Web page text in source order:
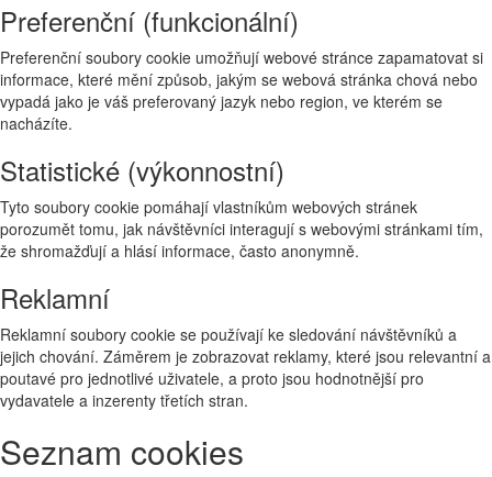
Preferenční (funkcionální)
Preferenční soubory cookie umožňují webové stránce zapamatovat si
informace, které mění způsob, jakým se webová stránka chová nebo
vypadá jako je váš preferovaný jazyk nebo region, ve kterém se
nacházíte.
Statistické (výkonnostní)
Tyto soubory cookie pomáhají vlastníkům webových stránek
porozumět tomu, jak návštěvníci interagují s webovými stránkami tím,
že shromažďují a hlásí informace, často anonymně.
Reklamní
Reklamní soubory cookie se používají ke sledování návštěvníků a
jejich chování. Záměrem je zobrazovat reklamy, které jsou relevantní a
poutavé pro jednotlivé uživatele, a proto jsou hodnotnější pro
vydavatele a inzerenty třetích stran.
Seznam cookies